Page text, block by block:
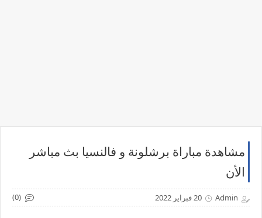
مشاهدة مباراة برشلونة و فالنسيا بث مباشر
الأن
Admin 20 فبراير 2022 (0)